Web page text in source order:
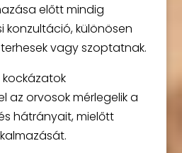
előtt mindig
konzultáció, különösen
vagy szoptatnak.
kockázatok
az orvosok mérlegelik a
hátrányait, mielőtt